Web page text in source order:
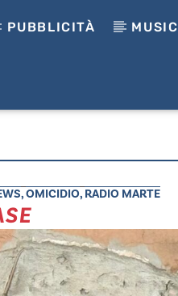
PUBBLICITÀ MUSIC
,OMICIDIO, RADIO MARTE